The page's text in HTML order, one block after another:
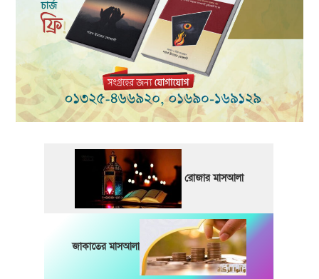
রোজার মাসআলা
জাকাতের মাসআলা